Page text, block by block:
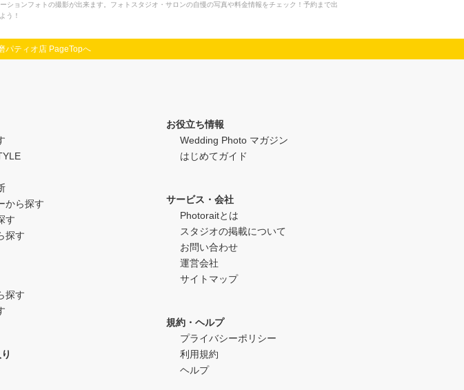
ョンフォトの撮影が出来ます。フォトスタジオ・サロンの自慢の写真や料金情報をチェック！予約まで出
う！
パティオ店 PageTopへ
から探す
す
探す
探す
お役立ち情報
Wedding Photo マガジン
はじめてガイド
サービス・会社
Photoraitとは
スタジオの掲載について
お問い合わせ
運営会社
サイトマップ
規約・ヘルプ
プライバシーポリシー
利用規約
ヘルプ